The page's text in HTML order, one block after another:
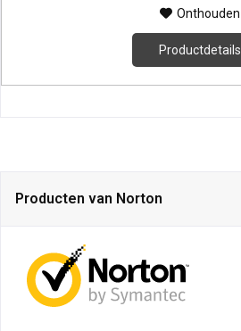
Onthouden
Productdetails
Producten van Norton